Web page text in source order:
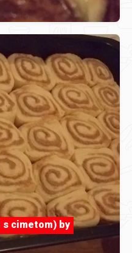
s cimetom) by